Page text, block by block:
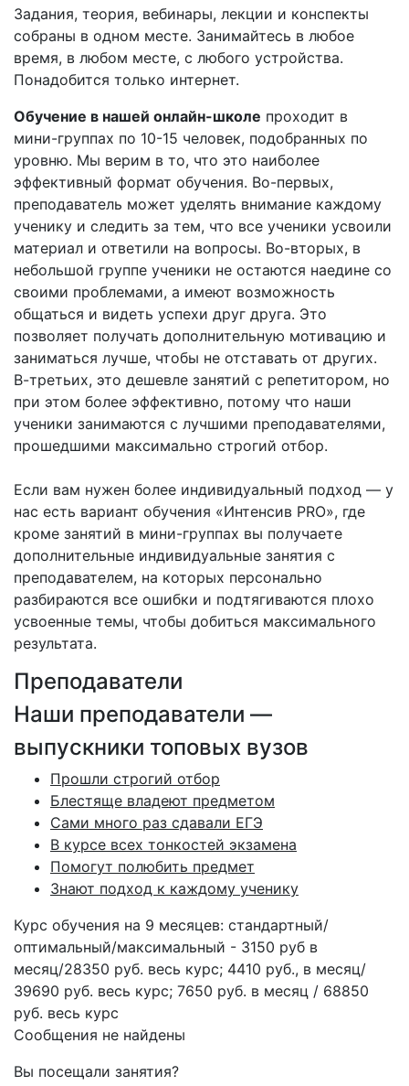
Задания, теория, вебинары, лекции и конспекты
собраны в одном месте. Занимайтесь в любое
время, в любом месте, с любого устройства.
Понадобится только интернет.
Обучение в нашей онлайн-школе проходит в
мини-группах по 10-15 человек, подобранных по
уровню. Мы верим в то, что это наиболее
эффективный формат обучения. Во-первых,
преподаватель может уделять внимание каждому
ученику и следить за тем, что все ученики усвоили
материал и ответили на вопросы. Во-вторых, в
небольшой группе ученики не остаются наедине со
своими проблемами, а имеют возможность
общаться и видеть успехи друг друга. Это
позволяет получать дополнительную мотивацию и
заниматься лучше, чтобы не отставать от других.
В-третьих, это дешевле занятий с репетитором, но
при этом более эффективно, потому что наши
ученики занимаются с лучшими преподавателями,
прошедшими максимально строгий отбор.
Если вам нужен более индивидуальный подход — у
нас есть вариант обучения «Интенсив PRO», где
кроме занятий в мини-группах вы получаете
дополнительные индивидуальные занятия с
преподавателем, на которых персонально
разбираются все ошибки и подтягиваются плохо
усвоенные темы, чтобы добиться максимального
результата.
Преподаватели
Наши преподаватели —
выпускники топовых вузов
Прошли строгий отбор
Блестяще владеют предметом
Сами много раз сдавали ЕГЭ
В курсе всех тонкостей экзамена
Помогут полюбить предмет
Знают подход к каждому ученику
Курс обучения на 9 месяцев: стандартный/
оптимальный/максимальный - 3150 руб в
месяц/28350 руб. весь курс; 4410 руб., в месяц/
39690 руб. весь курс; 7650 руб. в месяц / 68850
руб. весь курс
Сообщения не найдены
Вы посещали занятия?